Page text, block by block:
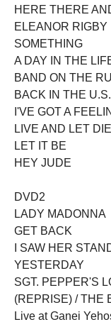
HERE THERE
ELEANOR RIGBY
SOMETHING
A DAY IN THE
BAND ON THE
BACK IN THE
I'VE GOT A
LIVE AND LET DIE
LET IT BE
HEY JUDE
DVD2
LADY MADONNA
GET BACK
I SAW HER
YESTERDAY
SGT. PEPPER'S
(REPRISE) / THE
Live at Ganei